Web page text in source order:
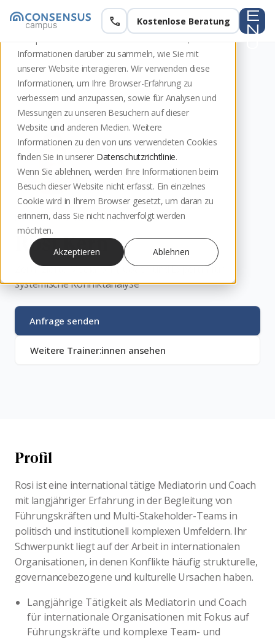
Diese Website speichert Cookies auf Ihrem
Informationen darüber zu sammeln, wie Sie mit
unserer Website interagieren. Wir verwenden diese
Informationen, um Ihre Browser-Erfahrung zu
verbessern und anzupassen, sowie für Analysen und
Messungen zu unseren Besuchern auf dieser
Website und anderen Medien. Weitere
Informationen zu den von uns verwendeten Cookies
finden Sie in unserer Datenschutzrichtlinie.
Wenn Sie ablehnen, werden Ihre Informationen beim
Besuch dieser Website nicht erfasst. Ein einzelnes
Cookie wird in Ihrem Browser gesetzt, um daran zu
erinnern, dass Sie nicht nachverfolgt werden
möchten.
Akzeptieren
Ablehnen
call Kostenlose Beratung
e
n
MEDIATION TRAINER:IN
Rosi Kern
Zertifizierte Mediatorin, Coach und Expertin für
systemische Konfliktanalyse
Anfrage senden
Weitere Trainer:innen ansehen
Profil
Rosi ist eine international tätige Mediatorin und Coach
mit langjähriger Erfahrung in der Begleitung von
Führungskräften und Multi-Stakeholder-Teams in
politisch und institutionell komplexen Umfeldern. Ihr
Schwerpunkt liegt auf der Arbeit in internationalen
Organisationen, in denen Konflikte häufig strukturelle,
governancebezogene und kulturelle Ursachen haben.
Langjährige Tätigkeit als Mediatorin und Coach
für internationale Organisationen mit Fokus auf
Führungskräfte und komplexe Team- und